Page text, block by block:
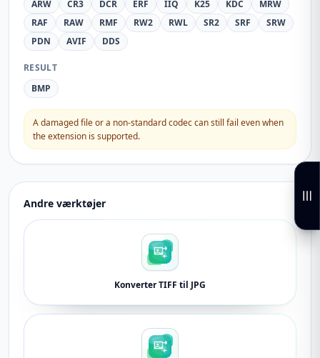
ARW
CR3 DCR ERF IIQ K25 KDC
MRW
RAF
RAW RMF RW2 RWL SR2 SRF
SRW
PDN
AVIF DDS
RESULT
BMP
A damaged file or a non-standard codec can still fail even when
the extension is supported.
Andre værktøjer
Konverter TIFF til JPG